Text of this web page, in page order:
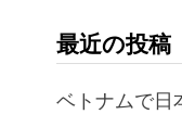
最近の投稿
ベトナムで日